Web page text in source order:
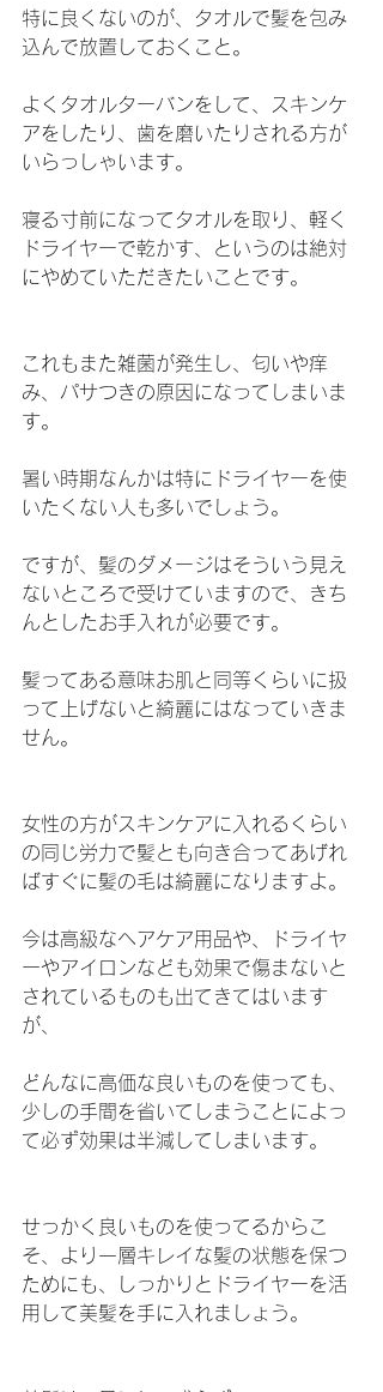
特に良くないのが、タオルで髪を包み
込んで放置しておくこと。
よくタオルターバンをして、スキンケ
アをしたり、歯を磨いたりされる方が
いらっしゃいます。
寝る寸前になってタオルを取り、軽く
ドライヤーで乾かす、というのは絶対
にやめていただきたいことです。
これもまた雑菌が発生し、匂いや痒
み、パサつきの原因になってしまいま
す。
暑い時期なんかは特にドライヤーを使
いたくない人も多いでしょう。
ですが、髪のダメージはそういう見え
ないところで受けていますので、きち
んとしたお手入れが必要です。
髪ってある意味お肌と同等くらいに扱
って上げないと綺麗にはなっていきま
せん。
女性の方がスキンケアに入れるくらい
の同じ労力で髪とも向き合ってあげれ
ばすぐに髪の毛は綺麗になりますよ。
今は高級なヘアケア用品や、ドライヤ
ーやアイロンなども効果で傷まないと
されているものも出てきてはいます
が、
どんなに高価な良いものを使っても、
少しの手間を省いてしまうことによっ
て必ず効果は半減してしまいます。
せっかく良いものを使ってるからこ
そ、より一層キレイな髪の状態を保つ
ためにも、しっかりとドライヤーを活
用して美髪を手に入れましょう。